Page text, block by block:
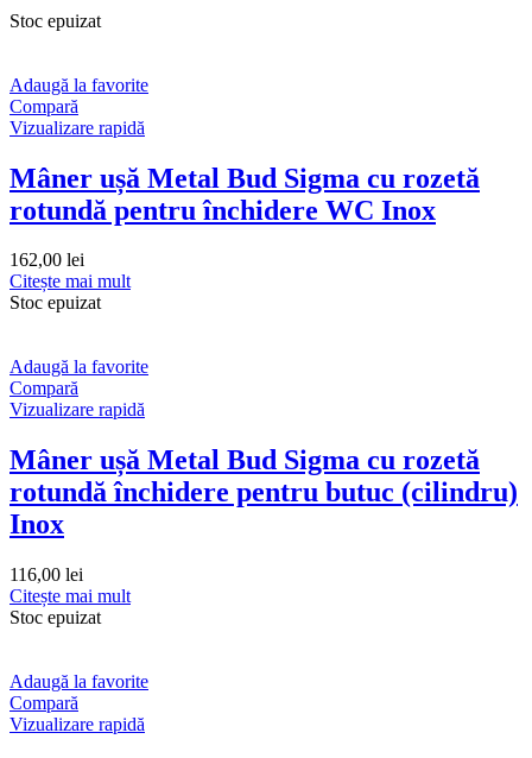
Stoc epuizat
Adaugă la favorite
Compară
Vizualizare rapidă
Mâner ușă Metal Bud Sigma cu rozetă
rotundă pentru închidere WC Inox
162,00 lei
Citește mai mult
Stoc epuizat
Adaugă la favorite
Compară
Vizualizare rapidă
Mâner ușă Metal Bud Sigma cu rozetă
rotundă închidere pentru butuc (cilindru)
Inox
116,00 lei
Citește mai mult
Stoc epuizat
Adaugă la favorite
Compară
Vizualizare rapidă